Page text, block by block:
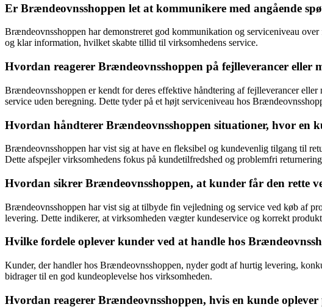
Er Brændeovnsshoppen let at kommunikere med angående
Brændeovnsshoppen har demonstreret god kommunikation og serviceniveau
og klar information, hvilket skabte tillid til virksomhedens service.
Hvordan reagerer Brændeovnsshoppen på fejlleverancer eller
Brændeovnsshoppen er kendt for deres effektive håndtering af fejlleverancer
service uden beregning. Dette tyder på et højt serviceniveau hos
Hvordan håndterer Brændeovnsshoppen situationer, hvor en
Brændeovnsshoppen har vist sig at have en fleksibel og kundevenlig tilgang til
Dette afspejler virksomhedens fokus på kundetilfredshed og problemfri
Hvordan sikrer Brændeovnsshoppen, at kunder får den rette
Brændeovnsshoppen har vist sig at tilbyde fin vejledning og service ved køb af
levering. Dette indikerer, at virksomheden vægter kundeservice og korrekt
Hvilke fordele oplever kunder ved at handle hos
Kunder, der handler hos Brændeovnsshoppen, nyder godt af hurtig levering,
bidrager til en god kundeoplevelse hos virksomheden.
Hvordan reagerer Brændeovnsshoppen, hvis en kunde